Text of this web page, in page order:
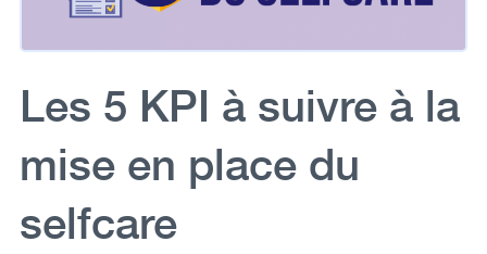
Les 5 KPI à suivre à la
mise en place du
selfcare